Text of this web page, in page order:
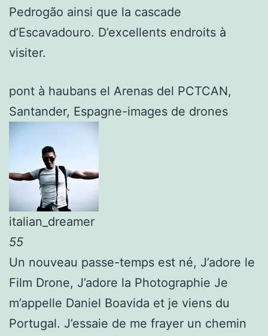
Pedrogão ainsi que la cascade
d’Escavadouro. D’excellents endroits à
visiter.
pont à haubans el Arenas del PCTCAN,
Santander, Espagne-images de drones
italian_dreamer
55
Un nouveau passe-temps est né, J’adore le
Film Drone, J’adore la Photographie Je
m’appelle Daniel Boavida et je viens du
Portugal. J’essaie de me frayer un chemin